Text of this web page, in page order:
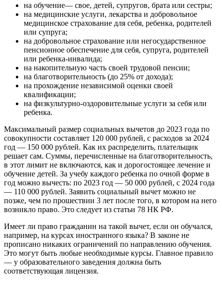
на обучение— свое, детей, супругов, брата или сестры;
на медицинские услуги, лекарства и добровольное
медицинское страхование для себя, ребенка, родителей
или супруга;
на добровольное страхование или негосударственное
пенсионное обеспечение для себя, супруга, родителей
или ребенка-инвалида;
на накопительную часть своей трудовой пенсии;
на благотворительность (до 25% от дохода);
на прохождение независимой оценки своей
квалификации;
на физкультурно-оздоровительные услуги за себя или
ребенка.
Максимальный размер социальных вычетов до 2023 года по
совокупности составляет 120 000 рублей, с расходов за 2024
год — 150 000 рублей. Как их распределить, плательщик
решает сам. Суммы, перечисленные на благотворительность,
в этот лимит не включаются, как и дорогостоящее лечение и
обучение детей. За учебу каждого ребенка по очной форме в
год можно вычесть: по 2023 год — 50 000 рублей, с 2024 года
— 110 000 рублей. Заявить социальный вычет можно не
позже, чем по прошествии 3 лет после того, в котором на него
возникло право. Это следует из статьи 78 НК РФ.
Имеет ли право гражданин на такой вычет, если он обучался,
например, на курсах иностранного языка? В законе не
прописано никаких ограничений по направлению обучения.
Это могут быть любые необходимые курсы. Главное правило
— у образовательного заведения должна быть
соответствующая лицензия.